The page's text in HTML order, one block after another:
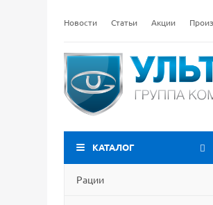
Новости Статьи Акции
КАТАЛОГ
Рации